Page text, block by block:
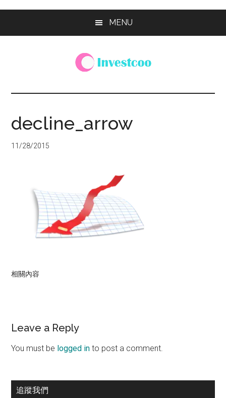
MENU
Investcoo
個
活
的
decline_arrow
11/28/2015
相關內容
Reader
Interactions
Leave a Reply
You must be logged in to post a comment.
Primary
追蹤我們